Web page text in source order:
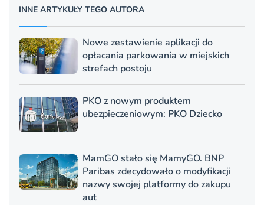
INNE ARTYKUŁY TEGO AUTORA
Nowe zestawienie aplikacji do
opłacania parkowania w miejskich
strefach postoju
PKO z nowym produktem
ubezpieczeniowym: PKO Dziecko
MamGO stało się MamyGO. BNP
Paribas zdecydowało o modyfikacji
nazwy swojej platformy do zakupu
aut